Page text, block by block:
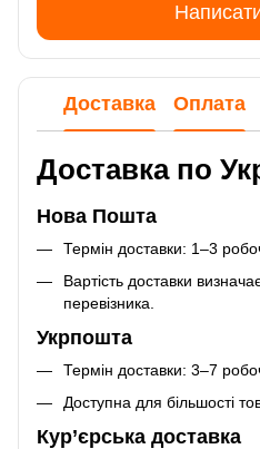
Доставка Оплата
Доставка по
Нова Пошта
Термін доставки: 1–3
Вартість доставки
перевізника.
Укрпошта
Термін доставки: 3–7
Доступна для більшості
Кур’єрська доставка